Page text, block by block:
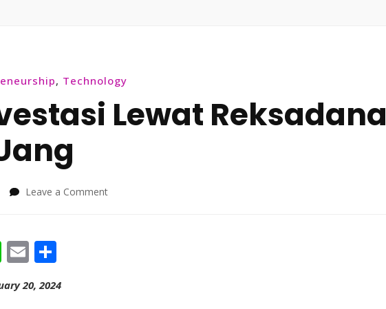
, Technology
Lewat Reksadana
Leave a Commenton
LineEmail
20, 2024